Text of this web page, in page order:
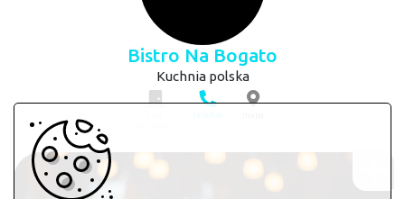
Bistro Na Bogato
Kuchnia polska